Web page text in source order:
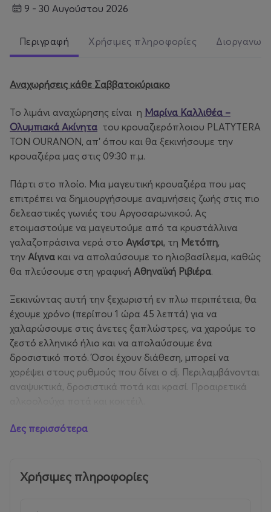
9 - 30 Αυγούστου 2026
Περιγραφή Χρήσιμες πληροφορίες
Αναχωρήσεις κάθε Σαββατοκύριακο
Το λιμάνι αναχώρησης είναι η Μαρίνα Καλλιθέα –
Ολυμπιακά Ακίνητα του κρουαζιερόπλοιου PLATYTERA
TON OURANON, απ’ όπου και θα ξεκινήσουμε την
κρουαζιέρα μας στις 09:30 π.μ.
Πάρτι στο πλοίο. Μια μαγευτική κρουαζιέρα που μας
επιτρέπει να δημιουργήσουμε αναμνήσεις ζωής στις πιο
δελεαστικές γωνιές του Αργοσαρωνικού. Ας
ετοιμαστούμε να μαγευτούμε από τα κρυστάλλινα
γαλαζοπράσινα νερά στο Αγκίστρι, τη Μετόπη,
την Αίγινα και να απολαύσουμε το ηλιοβασίλεμα, καθώς
θα πλεύσουμε στη γραφική Αθηναϊκή Ριβιέρα.
Ξεκινώντας αυτή την ξεχωριστή εν πλω περιπέτεια, θα
έχουμε χρόνο (περίπου 1 ώρα 45 λεπτά) για να
χαλαρώσουμε στις άνετες ξαπλώστρες, να χαρούμε το
ζεστό ελληνικό ήλιο και να απολαύσουμε ένα
δροσιστικό ποτό. Όσοι έχουν διάθεση, μπορεί να
χορέψει στους ρυθμούς που δίνει o dj. Περιλαμβάνονται
αναψυκτικά, δροσιστικά ποτά και κρασί. Προαιρετικά
ΑγκίστριΑς αφήσουμε την παραλία Αγκίστρι να
χαλάρωσης. Ελεύθερος χρόνος για εξερεύνηση (περίπου
1 ώρα 45 λεπτά). Στάση για φωτογραφίες, ελεύθερος
Δες περισσότερα
Χρήσιμες πληροφορίες